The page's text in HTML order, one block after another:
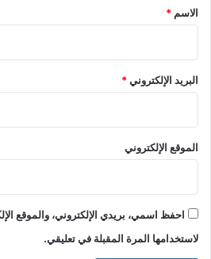
*
الاسم *
البريد الإلكتروني*
الموقع الإلكتروني
احفظ اسمي، بريدي الإلكتروني، والموقع
لاستخدامها المرة المقبلة في تعليقي.